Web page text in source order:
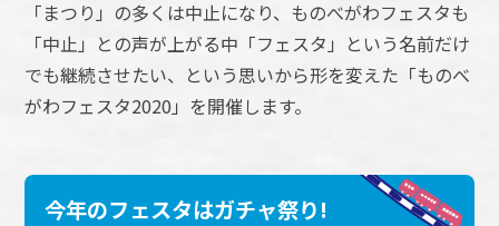
「まつり」の多くは中止になり、ものべがわフェスタも
「中止」との声が上がる中「フェスタ」という名前だけ
でも継続させたい、という思いから形を変えた「ものべ
がわフェスタ2020」を開催します。
今年のフェスタはガチャ祭り!